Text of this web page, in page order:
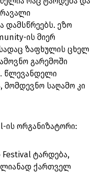
დამსწრეებს. ეზო
ის მიერ
ზაფხულის ცხელ
გარემოში
წლევანდელი
მომდევნო საღამო კი
ის ორგანიზატორი:
Festival ტარდება,
ქართველ